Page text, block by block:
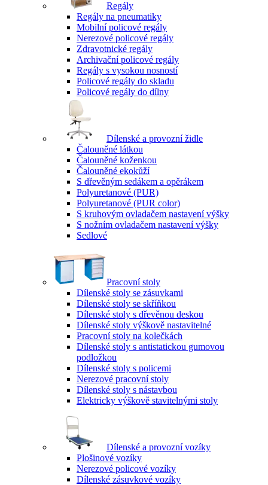
Regály
Regály na pneumatiky
Mobilní policové regály
Nerezové policové regály
Zdravotnické regály
Archivační policové regály
Regály s vysokou nosností
Policové regály do skladu
Policové regály do dílny
Dílenské a provozní židle
Čalouněné látkou
Čalouněné koženkou
Čalouněné ekokůží
S dřevěným sedákem a opěrákem
Polyuretanové (PUR)
Polyuretanové (PUR color)
S kruhovým ovladačem nastavení výšky
S nožním ovladačem nastavení výšky
Sedlové
Pracovní stoly
Dílenské stoly se zásuvkami
Dílenské stoly se skříňkou
Dílenské stoly s dřevěnou deskou
Dílenské stoly výškově nastavitelné
Pracovní stoly na kolečkách
Dílenské stoly s antistatickou gumovou
podložkou
Dílenské stoly s policemi
Nerezové pracovní stoly
Dílenské stoly s nástavbou
Elektricky výškově stavitelnými stoly
Dílenské a provozní vozíky
Plošinové vozíky
Nerezové policové vozíky
Dílenské zásuvkové vozíky